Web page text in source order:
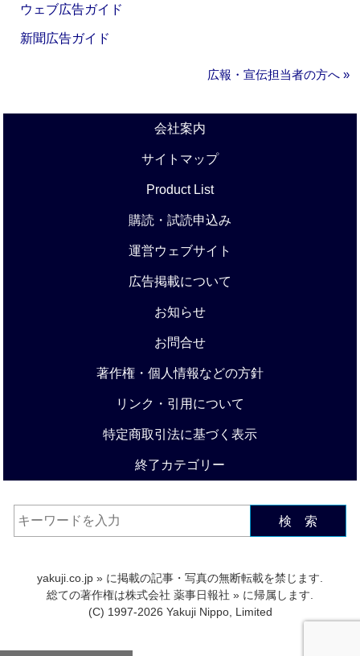
ウェブ広告ガイド
新聞広告ガイド
広報・宣伝担当者の方へ »
会社案内
サイトマップ
Product List
購読・試読申込み
運営ウェブサイト
広告掲載について
お知らせ
お問合せ
著作権・個人情報などの方針
リンク・引用について
特定商取引法に基づく表示
終了カテゴリー
検 索
yakuji.co.jp » に掲載の記事・写真の無断転載を禁じます.
総ての著作権は株式会社 薬事日報社 » に帰属します.
(C) 1997-2026 Yakuji Nippo, Limited